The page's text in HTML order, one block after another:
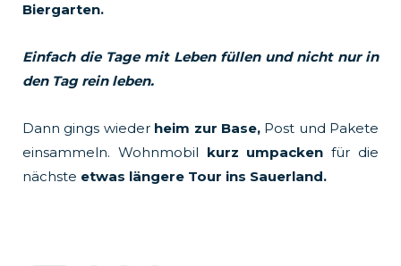
Biergarten.
Einfach die Tage mit Leben füllen und nicht nur in
den Tag rein leben.
Dann gings wieder heim zur Base,Post und Pakete
einsammeln. Wohnmobil kurz umpacken für die
nächste etwas längere Tour ins Sauerland.